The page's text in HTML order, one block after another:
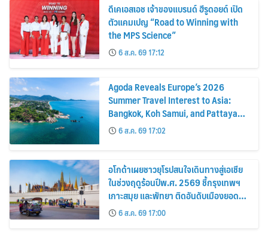
ดีเคเอสเอช เจ้าของแบรนด์ ฮีรูดอยด์ เปิด
ตัวแคมเปญ “Road to Winning with
the MPS Science”
6 ส.ค. 69 17:12
Agoda Reveals Europe’s 2026
Summer Travel Interest to Asia:
Bangkok, Koh Samui, and Pattaya
Among the Top Cities
6 ส.ค. 69 17:02
อโกด้าเผยชาวยุโรปสนใจเดินทางสู่เอเชีย
ในช่วงฤดูร้อนปีพ.ศ. 2569 ชี้กรุงเทพฯ
เกาะสมุย และพัทยา ติดอันดับเมืองยอด
นิยม6 ส.ค. 69 17:00